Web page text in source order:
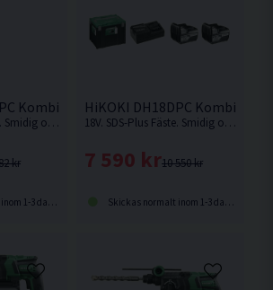
Kombihammare 18V
18V. SDS-Plus Fäste. Smidig och kompakt kombihammare som är enkel att hantera med pistolgrepp. Levereras utan batteri och laddare
kr
1-3 dagar
HiKOKI DH18DPC
18V. SDS-Plus Fäste. Smidig och kompakt kombihammare som är enkel att hantera med pistolgrepp.
10 550 kr
7 590 kr
Skickas normalt inom 1-3 dagar